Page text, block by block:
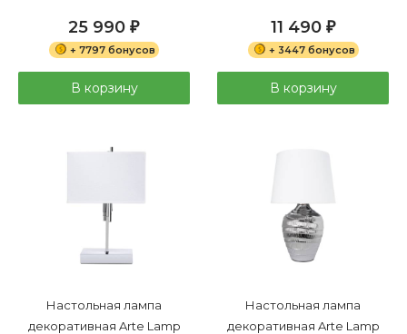
25 990 ₽
+ 7797 бонусов
В корзину
11 490 ₽
+ 3447 бонусов
В корзину
Настольная лампа
декоративная Arte Lamp
Настольная лампа
декоративная Arte Lamp